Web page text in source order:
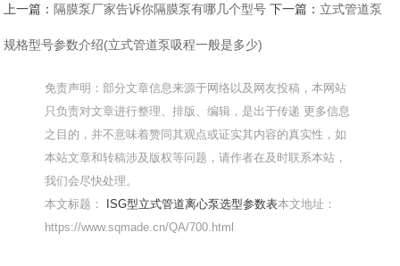
上一篇： 隔膜泵厂家告诉你隔膜泵有哪几个型号 下一篇： 立式管道泵
规格型号参数介绍(立式管道泵吸程一般是多少)
免责声明：部分文章信息来源于网络以及网友投稿，本网站
只负责对文章进行整理、排版、编辑，是出于传递 更多信息
之目的，并不意味着赞同其观点或证实其内容的真实性，如
本站文章和转稿涉及版权等问题，请作者在及时联系本站，
我们会尽快处理。
本文标题：
ISG型立式管道离心泵选型参数表本文地址：
https://www.sqmade.cn/QA/700.html